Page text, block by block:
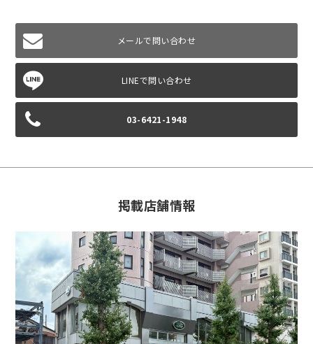
メールで問い合わせ
03-6421-1948
掲載店舗情報